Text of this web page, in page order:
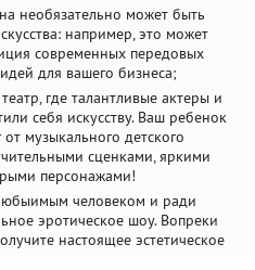
необязательно может быть
например, это может
современных передовых
для вашего бизнеса;
где талантливые актеры и
себя искусству. Ваш ребенок
музыкального детского
сценками, яркими
персонажами!
человеком и ради
эротическое шоу. Вопреки
настоящее эстетическое